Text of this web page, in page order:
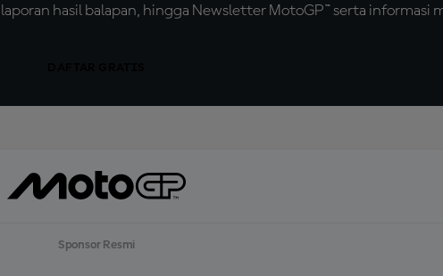
hasil balapan, hingga Newsletter MotoGP™ serta informasi
Sponsor Resmi